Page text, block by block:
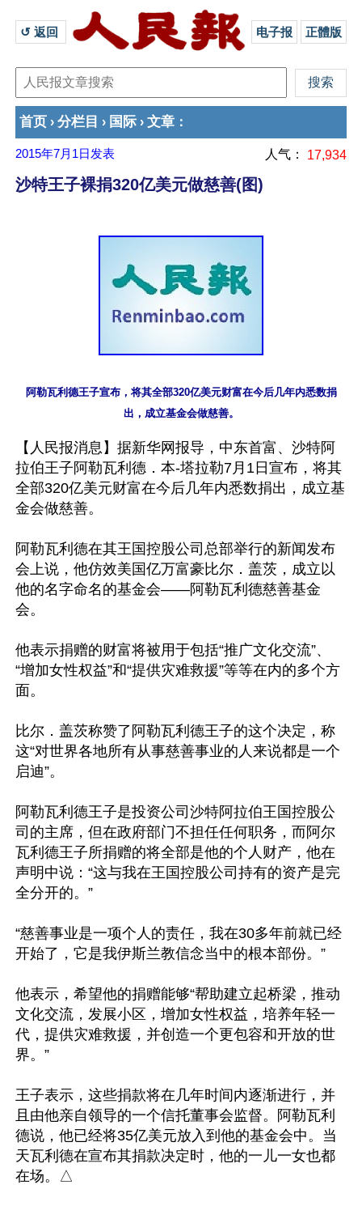
↺ 返回 电子报 正體版
首页 › 分栏目 › 国际 › 文章 ：
2015年7月1日 发表 人气： 17,934
沙特王子裸捐320亿美元做慈善(图)
阿勒瓦利德王子宣布，将其全部320亿美元财富在今后几年内悉数捐
【人民报消息】据新华网报导，中东首富、沙特阿
拉伯王子阿勒瓦利德．本-塔拉勒7月1日宣布，将其
全部320亿美元财富在今后几年内悉数捐出，成立基
金会做慈善。
阿勒瓦利德在其王国控股公司总部举行的新闻发布
会上说，他仿效美国亿万富豪比尔．盖茨，成立以
他的名字命名的基金会——阿勒瓦利德慈善基金
会。
他表示捐赠的财富将被用于包括“推广文化交流”、
“增加女性权益”和“提供灾难救援”等等在内的多个方
面。
比尔．盖茨称赞了阿勒瓦利德王子的这个决定，称
这“对世界各地所有从事慈善事业的人来说都是一个
启迪”。
阿勒瓦利德王子是投资公司沙特阿拉伯王国控股公
司的主席，但在政府部门不担任任何职务，而阿尔
瓦利德王子所捐赠的将全部是他的个人财产，他在
声明中说：“这与我在王国控股公司持有的资产是完
全分开的。”
“慈善事业是一项个人的责任，我在30多年前就已经
开始了，它是我伊斯兰教信念当中的根本部份。”
他表示，希望他的捐赠能够“帮助建立起桥梁，推动
文化交流，发展小区，增加女性权益，培养年轻一
代，提供灾难救援，并创造一个更包容和开放的世
界。”
王子表示，这些捐款将在几年时间内逐渐进行，并
且由他亲自领导的一个信托董事会监督。阿勒瓦利
德说，他已经将35亿美元放入到他的基金会中。当
天瓦利德在宣布其捐款决定时，他的一儿一女也都